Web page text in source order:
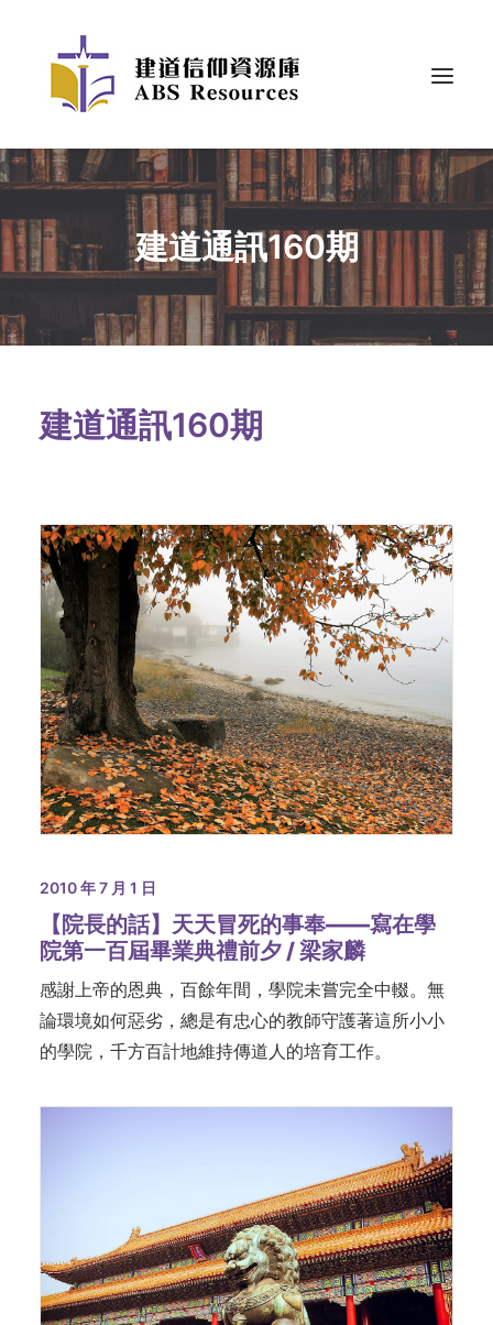
建道通訊160期
建道通訊160期
2010 年 7 月 1 日
【院長的話】天天冒死的事奉——寫在學
院第一百屆畢業典禮前夕 / 梁家麟
感謝上帝的恩典，百餘年間，學院未嘗完全中輟。無
論環境如何惡劣，總是有忠心的教師守護著這所小小
的學院，千方百計地維持傳道人的培育工作。